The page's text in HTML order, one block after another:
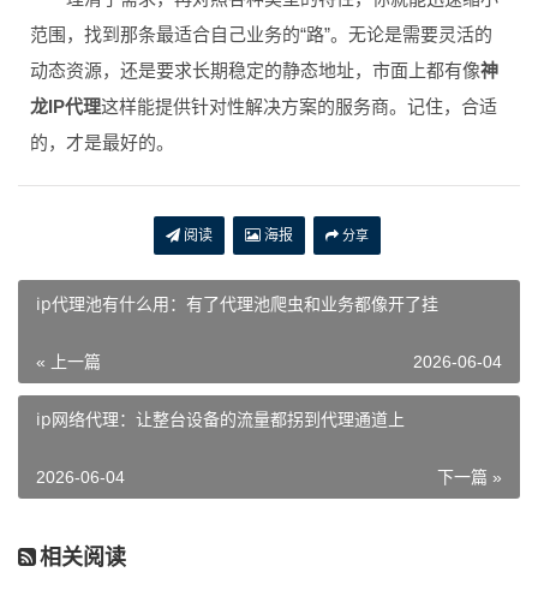
范围，找到那条最适合自己业务的“路”。无论是需要灵活的
动态资源，还是要求长期稳定的静态地址，市面上都有像神
龙IP代理这样能提供针对性解决方案的服务商。记住，合适
的，才是最好的。
阅读 海报 分享
ip代理池有什么用：有了代理池爬虫和业务都像开了挂
« 上一篇 2026-06-04
ip网络代理：让整台设备的流量都拐到代理通道上
下一篇 »
2026-06-04
相关阅读